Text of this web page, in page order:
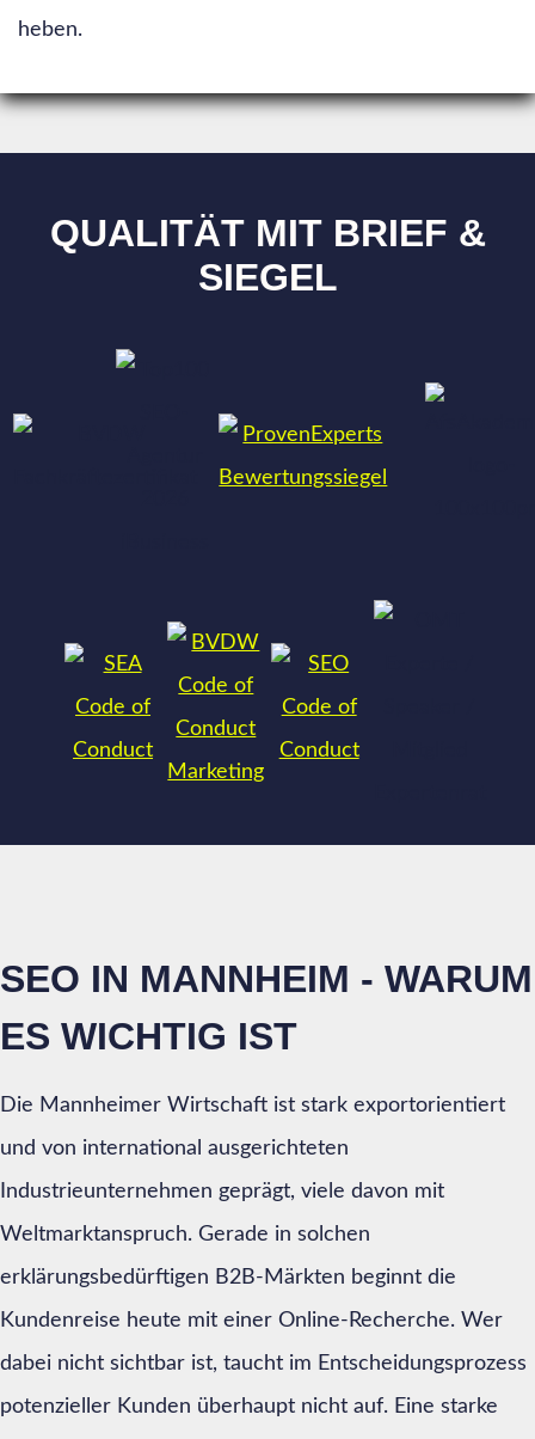
heben.
QUALITÄT MIT BRIEF &
SIEGEL
SEO IN MANNHEIM - WARUM
ES WICHTIG IST
Die Mannheimer Wirtschaft ist stark exportorientiert
und von international ausgerichteten
Industrieunternehmen geprägt, viele davon mit
Weltmarktanspruch. Gerade in solchen
erklärungsbedürftigen B2B-Märkten beginnt die
Kundenreise heute mit einer Online-Recherche. Wer
dabei nicht sichtbar ist, taucht im Entscheidungsprozess
potenzieller Kunden überhaupt nicht auf. Eine starke